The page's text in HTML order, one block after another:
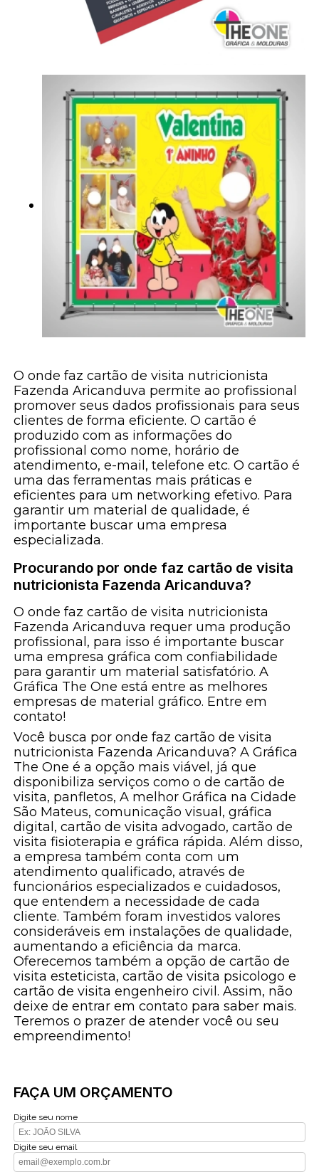
O onde faz cartão de visita nutricionista
Fazenda Aricanduva permite ao profissional
promover seus dados profissionais para seus
clientes de forma eficiente. O cartão é
produzido com as informações do
profissional como nome, horário de
atendimento, e-mail, telefone etc. O cartão é
uma das ferramentas mais práticas e
eficientes para um networking efetivo. Para
garantir um material de qualidade, é
importante buscar uma empresa
especializada.
Procurando por onde faz cartão de visita
nutricionista Fazenda Aricanduva?
O onde faz cartão de visita nutricionista
Fazenda Aricanduva requer uma produção
profissional, para isso é importante buscar
uma empresa gráfica com confiabilidade
para garantir um material satisfatório. A
Gráfica The One está entre as melhores
empresas de material gráfico. Entre em
contato!
Você busca por onde faz cartão de visita
nutricionista Fazenda Aricanduva? A Gráfica
The One é a opção mais viável, já que
disponibiliza serviços como o de cartão de
visita, panfletos, A melhor Gráfica na Cidade
São Mateus, comunicação visual, gráfica
digital, cartão de visita advogado, cartão de
visita fisioterapia e gráfica rápida. Além disso,
a empresa também conta com um
atendimento qualificado, através de
funcionários especializados e cuidadosos,
que entendem a necessidade de cada
cliente. Também foram investidos valores
consideráveis em instalações de qualidade,
aumentando a eficiência da marca.
Oferecemos também a opção de cartão de
visita esteticista, cartão de visita psicologo e
cartão de visita engenheiro civil. Assim, não
deixe de entrar em contato para saber mais.
Teremos o prazer de atender você ou seu
empreendimento!
FAÇA UM ORÇAMENTO
Digite seu nome
Digite seu email